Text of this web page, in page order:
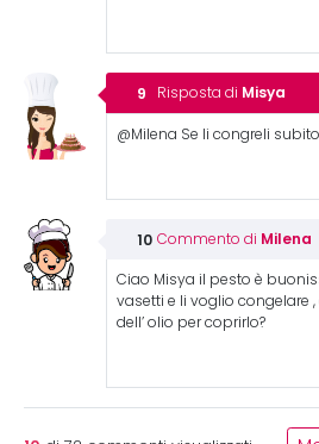
Risposta di Misya
@Milena Se li congreli
Commento di Milena
Ciao Misya il pesto è
vasetti e li voglio congelare
dell’ olio per coprirlo?